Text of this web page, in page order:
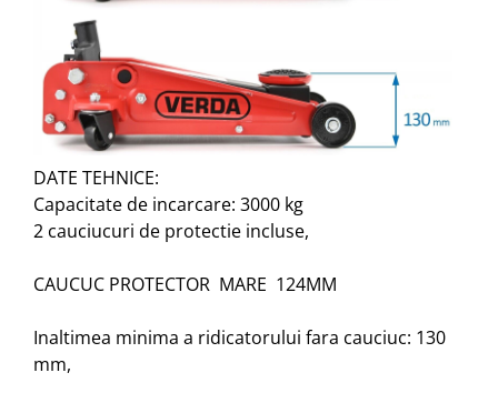
DATE TEHNICE:
Capacitate de incarcare: 3000 kg
2 cauciucuri de protectie incluse,
CAUCUC PROTECTOR MARE 124MM
Inaltimea minima a ridicatorului fara cauciuc: 130
mm,